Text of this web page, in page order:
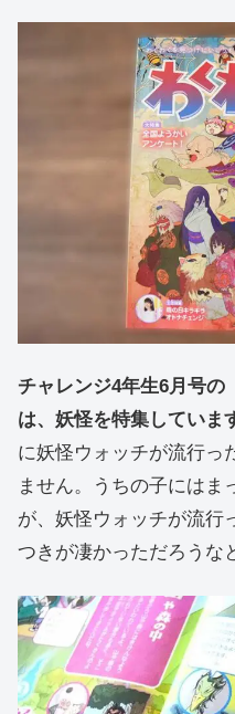
チャレンジ4年生6月号の
は、妖怪を特集していま
に妖怪ウォッチが流行っ
ません。うちの子にはま
が、妖怪ウォッチが流行
つきが凄かっただろうな